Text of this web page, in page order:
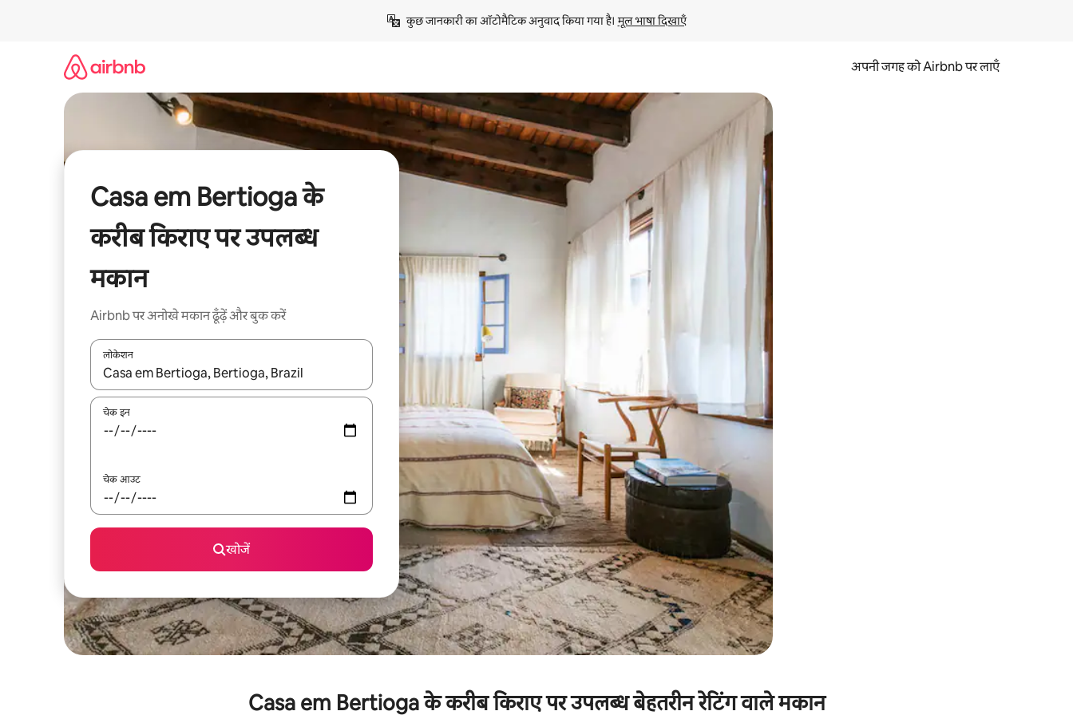
कुछ जानकारी का ऑटोमैटिक अनुवाद किया गया है। मूल भाषा दिखाएँ
अपनी जगह को Airbnb पर लाएँ
Casa em Bertioga के
करीब किराए पर उपलब्ध
मकान
Airbnb पर अनोखे मकान ढूँढ़ें और बुक करें
लोकेशन
नतीजों के उपलब्ध होने पर, अप और डाउन 'ऐरो की' का इस्तेमाल करके नेविगेट करें या टच या फिर स्वाइप जेस्चर का इस्तेमाल करके एक्सप्लोर करें।
चेक इन
चेक आउट
खोजें
Casa em Bertioga के करीब किराए पर उपलब्ध बेहतरीन रेटिंग वाले मकान